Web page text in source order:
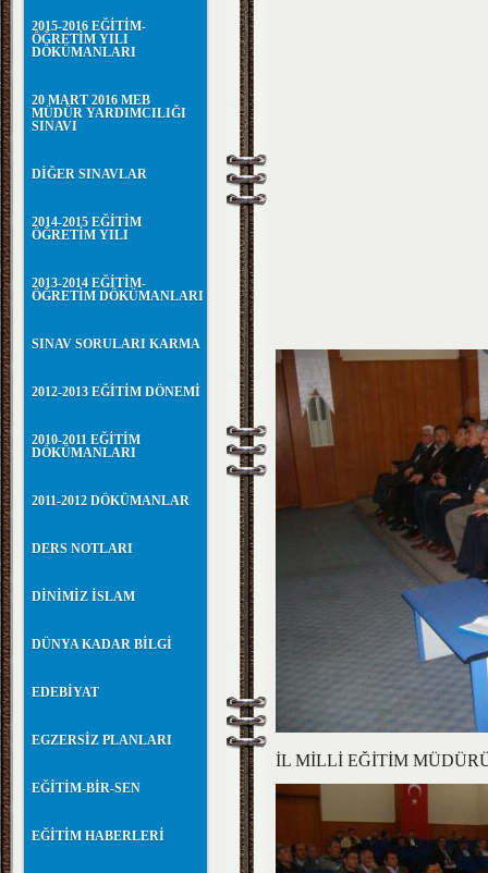
2015-2016 EĞİTİM-
ÖĞRETİM YILI
DÖKÜMANLARI
20 MART 2016 MEB
MÜDÜR YARDIMCILIĞI
SINAVI
DİĞER SINAVLAR
2014-2015 EĞİTİM
ÖĞRETİM YILI
2013-2014 EĞİTİM-
ÖĞRETİM DÖKÜMANLARI
SINAV SORULARI KARMA
2012-2013 EĞİTİM DÖNEMİ
2010-2011 EĞİTİM
DÖKÜMANLARI
2011-2012 DÖKÜMANLAR
DERS NOTLARI
DİNİMİZ İSLAM
DÜNYA KADAR BİLGİ
EDEBİYAT
EGZERSİZ PLANLARI
EĞİTİM-BİR-SEN
EĞİTİM HABERLERİ
İL MİLLİ EĞİTİM